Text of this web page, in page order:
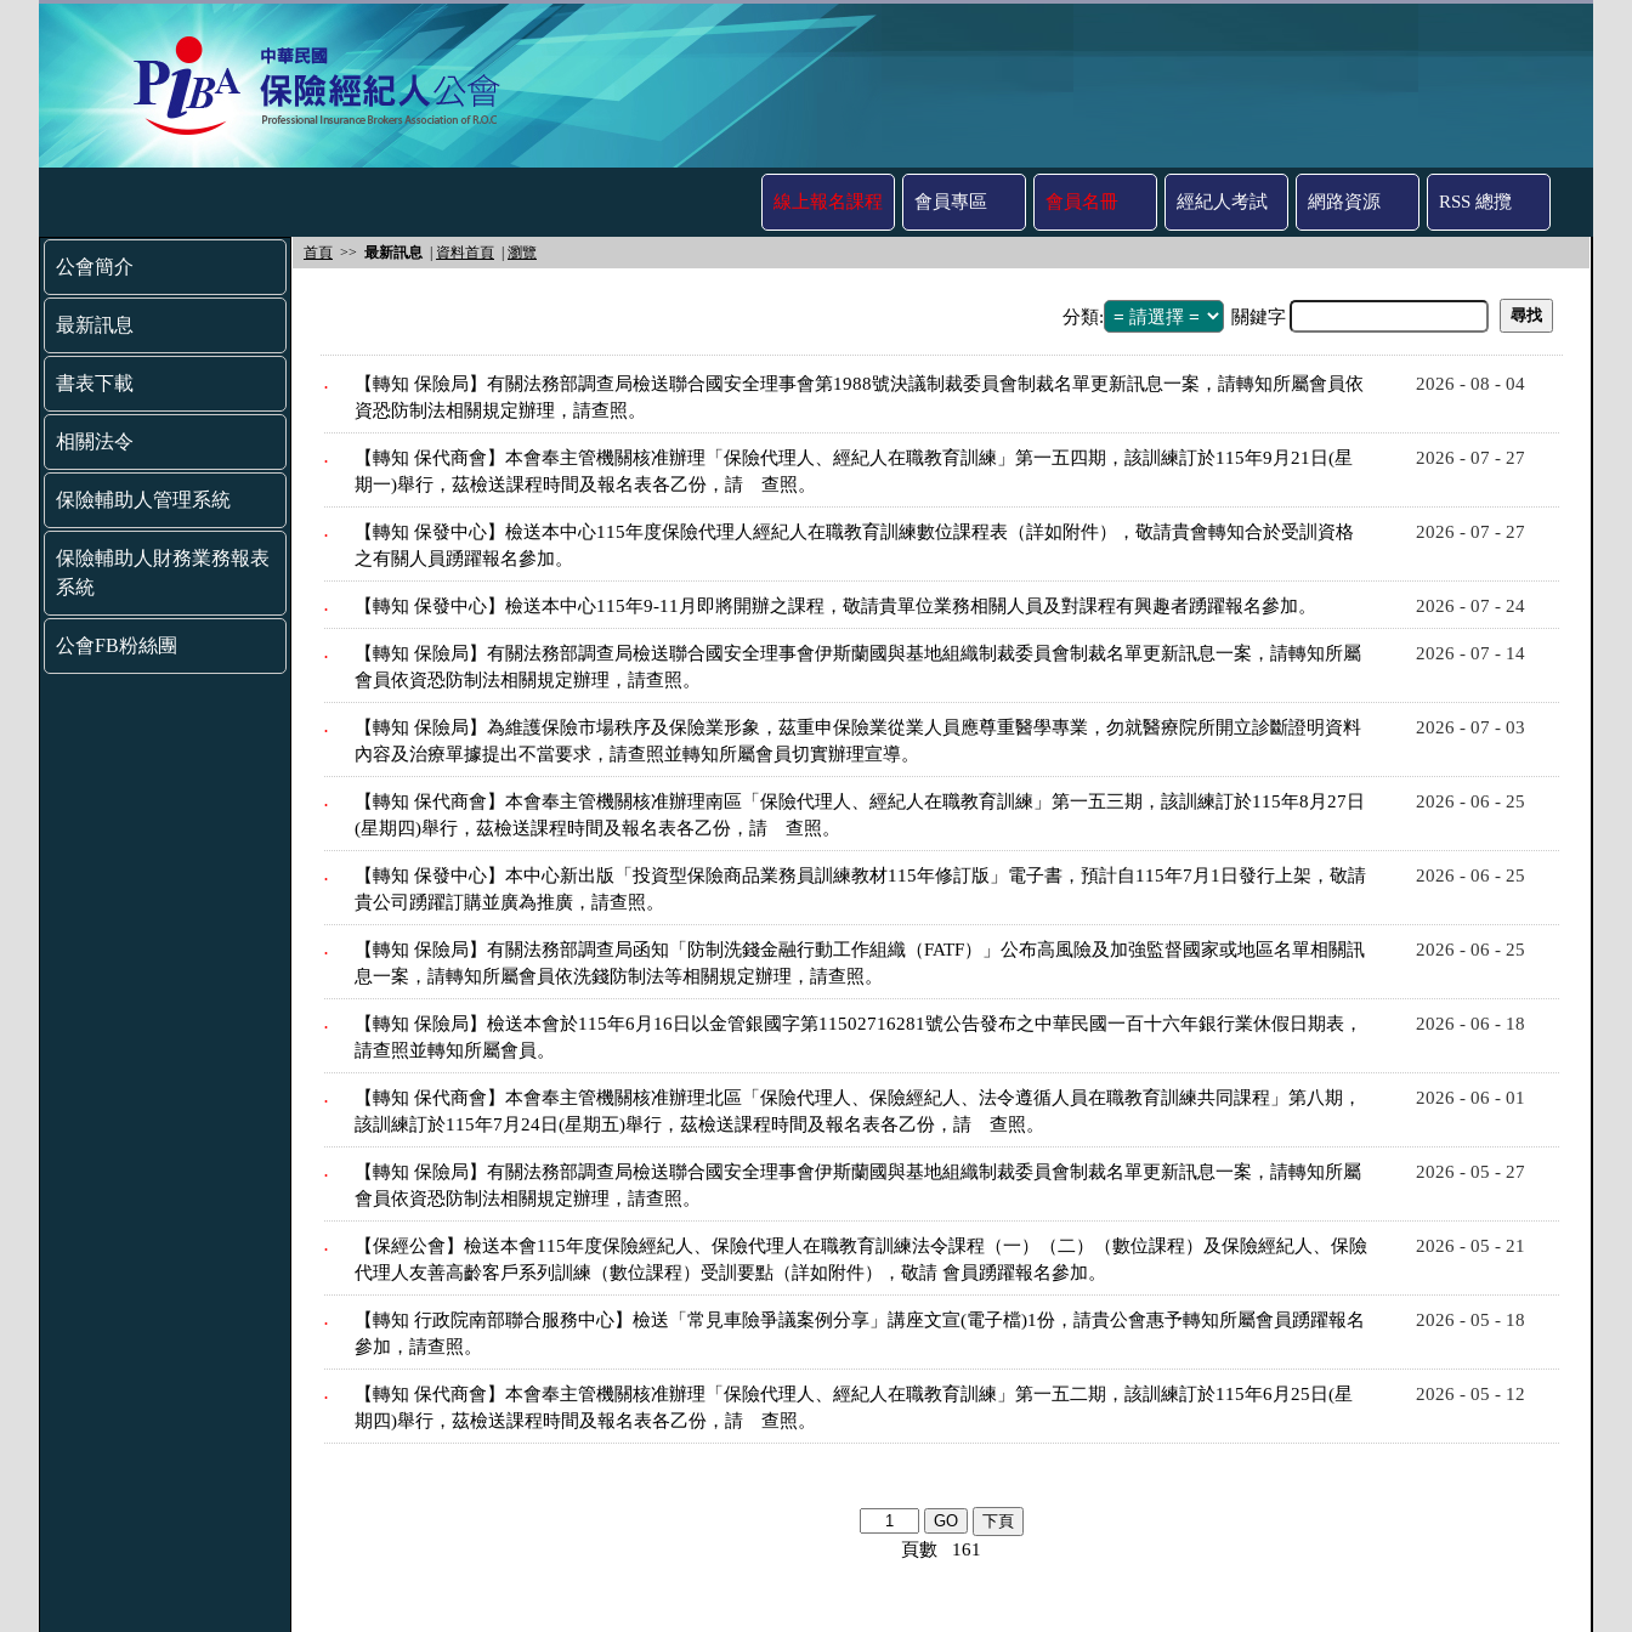
線上報名課程 會員專區 會員名冊 經紀人考試 網路資源 RSS 總攬
公會簡介
最新訊息
書表下載
相關法令
保險輔助人管理系統
保險輔助人財務業務報表
系統
公會FB粉絲團
首頁 >> 最新訊息 資料首頁 瀏覽
分類: 關鍵字
.
【轉知 保險局】有關法務部調查局檢送聯合國安全理事會第1988號決議制裁委員會制裁名單更新訊息一案，請轉知所屬會員依
資恐防制法相關規定辦理，請查照。
2026 - 08 - 04
.
【轉知 保代商會】本會奉主管機關核准辦理「保險代理人、經紀人在職教育訓練」第一五四期，該訓練訂於115年9月21日(星
期一)舉行，茲檢送課程時間及報名表各乙份，請 查照。
2026 - 07 - 27
.
【轉知 保發中心】檢送本中心115年度保險代理人經紀人在職教育訓練數位課程表（詳如附件），敬請貴會轉知合於受訓資格
之有關人員踴躍報名參加。
2026 - 07 - 27
. 【轉知 保發中心】檢送本中心115年9-11月即將開辦之課程，敬請貴單位業務相關人員及對課程有興趣者踴躍報名參加。 2026 - 07 - 24
.
【轉知 保險局】有關法務部調查局檢送聯合國安全理事會伊斯蘭國與基地組織制裁委員會制裁名單更新訊息一案，請轉知所屬
會員依資恐防制法相關規定辦理，請查照。
2026 - 07 - 14
.
【轉知 保險局】為維護保險市場秩序及保險業形象，茲重申保險業從業人員應尊重醫學專業，勿就醫療院所開立診斷證明資料
內容及治療單據提出不當要求，請查照並轉知所屬會員切實辦理宣導。
2026 - 07 - 03
.
【轉知 保代商會】本會奉主管機關核准辦理南區「保險代理人、經紀人在職教育訓練」第一五三期，該訓練訂於115年8月27日
(星期四)舉行，茲檢送課程時間及報名表各乙份，請 查照。
2026 - 06 - 25
.
【轉知 保發中心】本中心新出版「投資型保險商品業務員訓練教材115年修訂版」電子書，預計自115年7月1日發行上架，敬請
貴公司踴躍訂購並廣為推廣，請查照。
2026 - 06 - 25
.
【轉知 保險局】有關法務部調查局函知「防制洗錢金融行動工作組織（FATF）」公布高風險及加強監督國家或地區名單相關訊
息一案，請轉知所屬會員依洗錢防制法等相關規定辦理，請查照。
2026 - 06 - 25
.
【轉知 保險局】檢送本會於115年6月16日以金管銀國字第11502716281號公告發布之中華民國一百十六年銀行業休假日期表，
請查照並轉知所屬會員。
2026 - 06 - 18
.
【轉知 保代商會】本會奉主管機關核准辦理北區「保險代理人、保險經紀人、法令遵循人員在職教育訓練共同課程」第八期，
該訓練訂於115年7月24日(星期五)舉行，茲檢送課程時間及報名表各乙份，請 查照。
2026 - 06 - 01
.
【轉知 保險局】有關法務部調查局檢送聯合國安全理事會伊斯蘭國與基地組織制裁委員會制裁名單更新訊息一案，請轉知所屬
會員依資恐防制法相關規定辦理，請查照。
2026 - 05 - 27
.
【保經公會】檢送本會115年度保險經紀人、保險代理人在職教育訓練法令課程（一）（二）（數位課程）及保險經紀人、保險
代理人友善高齡客戶系列訓練（數位課程）受訓要點（詳如附件），敬請 會員踴躍報名參加。
2026 - 05 - 21
.
【轉知 行政院南部聯合服務中心】檢送「常見車險爭議案例分享」講座文宣(電子檔)1份，請貴公會惠予轉知所屬會員踴躍報名
參加，請查照。
2026 - 05 - 18
.
【轉知 保代商會】本會奉主管機關核准辦理「保險代理人、經紀人在職教育訓練」第一五二期，該訓練訂於115年6月25日(星
期四)舉行，茲檢送課程時間及報名表各乙份，請 查照。
2026 - 05 - 12
頁數 161